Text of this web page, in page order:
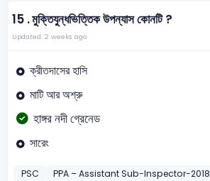
15 .মুক্তিযুন্ধভিত্তিক উপন্যাস কোনটি ?
Updated: 2 weeks ago
ক্রীতদাসের হাসি
মাটি আর অশ্রু
হাঙ্গর নদী গ্রেনেড
সারেং
PSC PPA – Assistant Sub-Inspector-2018